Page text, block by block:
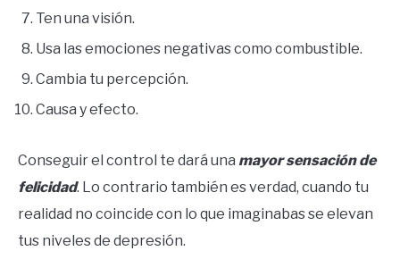
Ten una visión.
Usa las emociones negativas como combustible.
Cambia tu percepción.
Causa y efecto.
Conseguir el control te dará una mayor sensación de
felicidad. Lo contrario también es verdad, cuando tu
realidad no coincide con lo que imaginabas se elevan
tus niveles de depresión.